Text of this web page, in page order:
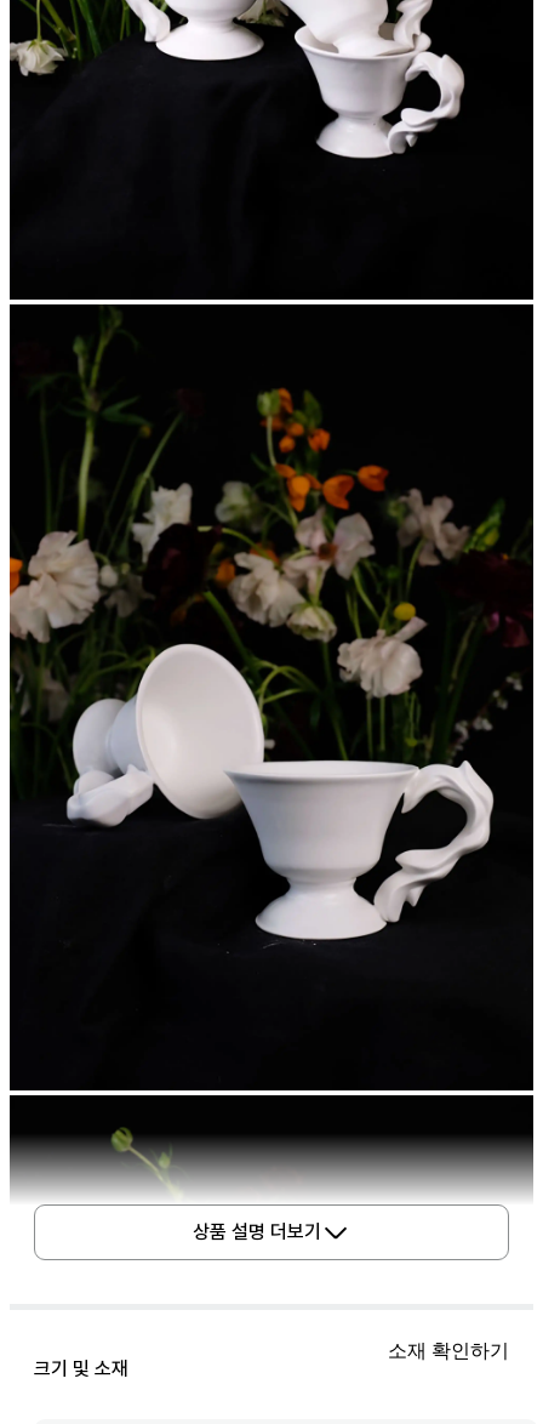
상품 설명 더보기
크기 및 소재
소재 확인하기